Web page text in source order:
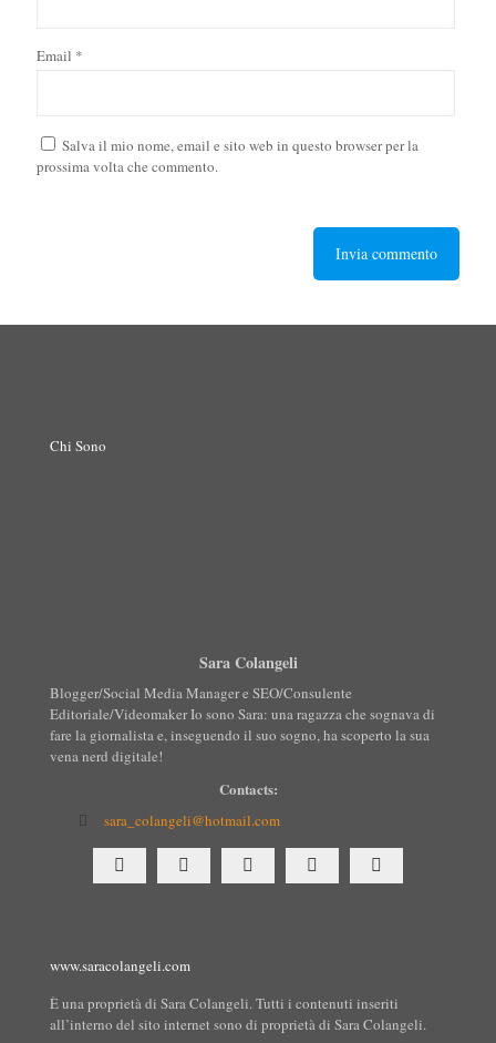
Email *
Salva il mio nome, email e sito web in questo browser per la
prossima volta che commento.
Chi Sono
Sara Colangeli
Blogger/Social Media Manager e SEO/Consulente
Editoriale/Videomaker Io sono Sara: una ragazza che sognava di
fare la giornalista e, inseguendo il suo sogno, ha scoperto la sua
vena nerd digitale!
Contacts:
sara_colangeli@hotmail.com
www.saracolangeli.com
È una proprietà di Sara Colangeli. Tutti i contenuti inseriti
all’interno del sito internet sono di proprietà di Sara Colangeli.